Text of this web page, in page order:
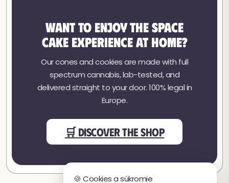
🍪 Cookies a súkromie
Want to enjoy the Space
Cake experience at home?
Our cones and cookies are made with full
spectrum cannabis, lab-tested, and
delivered straight to your door. 100% legal in
Europe.
🛒 DISCOVER THE SHOP